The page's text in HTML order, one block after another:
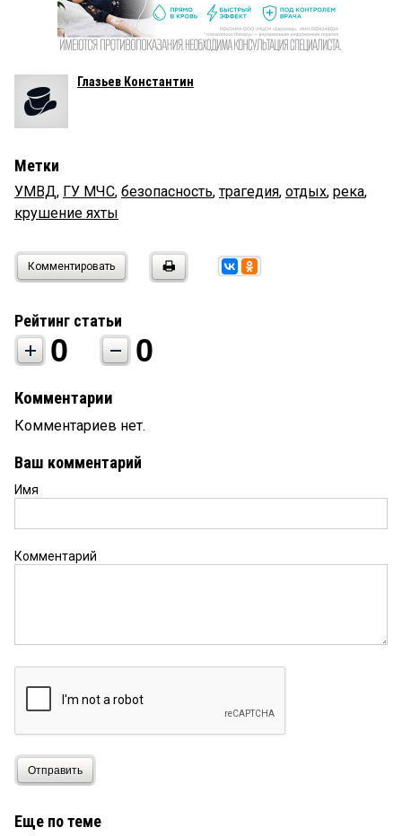
Глазьев Константин
Метки
УМВД, ГУ МЧС, безопасность,трагедия, отдых, река,
крушение яхты
Комментировать
Рейтинг статьи
0 0
Комментарии
Комментариев нет.
Ваш комментарий
Имя
Комментарий
Отправить
Еще по теме